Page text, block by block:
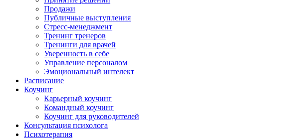
Продажи
Публичные выступления
Стресс-менеджмент
Тренинг тренеров
Тренинги для врачей
Уверенность в себе
Управление персоналом
Эмоциональный интелект
Расписание
Коучинг
Карьерный коучинг
Командный коучинг
Коучинг для руководителей
Консультация психолога
Психотерапия